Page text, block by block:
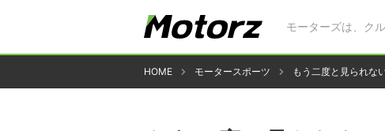
モーターズは、ク
HOME モータースポーツ もう二度と見られな